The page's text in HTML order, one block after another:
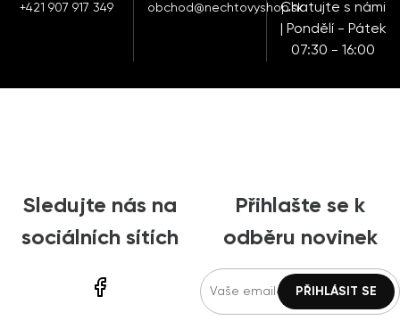
+421 907 917 349 obchod@nechtovyshop.skChatujte s námi
| Pondělí - Pátek
07:30 - 16:00
Sledujte nás na
sociálních sítích
Přihlašte se k
odběru novinek